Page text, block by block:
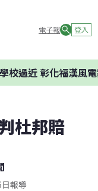
電子報 登入
過近 彰化福漢風電
杜邦賠
報導